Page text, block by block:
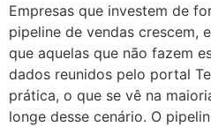
Empresas que investem de
pipeline de vendas crescem,
que aquelas que não fazem
dados reunidos pelo portal
prática, o que se vê na
longe desse cenário. O